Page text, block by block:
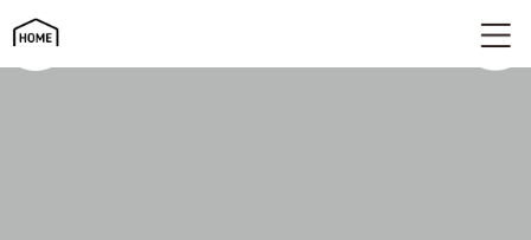
和モダン家 | Kiraku（キラク）